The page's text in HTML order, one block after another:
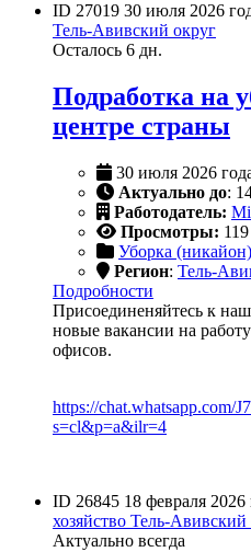
ID 27019 30 июля 2026
Тель-Авивский округ
Осталось 6 дн.
Подработка на
центре страны
30 июля 2026
Актуально до:
Работодатель:
Просмотры: 119
Уборка
Регион: Тель-
Подробности
Присоединеняйтесь к
новые вакансии на
офисов.
https://chat.whatsapp.com/
s=cl&p=a&ilr=4
ID 26845 18 февраля 2026
хозяйство Тель-Авивский
Актуально всегда